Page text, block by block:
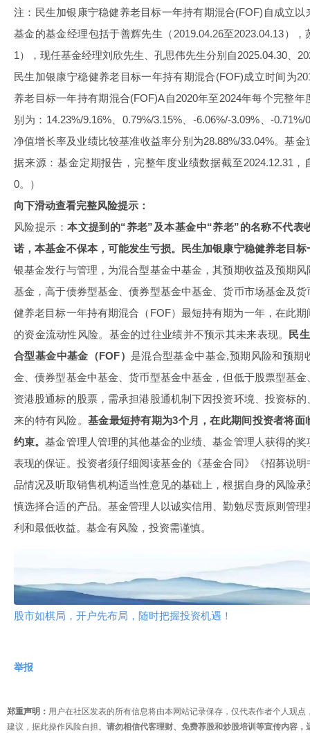
注：民生加银康宁稳健养老目标一年持有期混合(FOF)自成立
基金的基金经理包括于善辉先生（2019.04.26至2023.04.13），
1），现任基金经理刘欣先生、孔思伟先生分别自2025.04.30、
民生加银康宁稳健养老目标一年持有期混合(FOF)成立时间为
养老目标一年持有期混合(FOF)A自2020年至2024年每个完整
别为：14.23%/9.16%、0.79%/3.15%、-6.06%/-3.09%、-
净值增长率及业绩比较基准收益率分别为28.88%/33.04%。基
据来源：基金定期报告，完整年度业绩数据截至2024.12.31，
0。）
向下滑动查看完整风险提示：
风险提示：本文提到的“养老”及本基金中“养老”的名称不代表
诺，本基金不保本，可能发生亏损。民生加银康宁稳健养老目
银基金发行与管理，为混合型基金中基金，其预期收益及预期
基金，高于债券型基金、债券型基金中基金、货币市场基金及
健养老目标一年持有期混合（FOF）最短持有期为一年，在此
的资金流动性风险。基金的过往业绩并不预示其未来表现。
民
合型基金中基金（FOF） 是混合型基金中基金,预期风险和预期
金、债券型基金中基金、货币型基金中基金，但低于股票型基
资港股通标的股票，需承担港股通机制下因投资环境、投资标
来的特有风险。 基金最短持有期为3个月，在此期间投资者将
约束。基金管理人管理的其他基金的业绩、基金管理人获得的
表现的保证。投资者须仔细阅读基金的《基金合同》《招募说
品情况及听取销售机构适当性意见的基础上，根据自身的风险
慎选择合适的产品。基金管理人以诚实信用、勤勉尽责原则管
利和最低收益。基金有风险，投资需谨慎。
股市如棋局，开户先布局，随时把握投资机遇！
举报
郑重声明： 用户在社区发表的所有信息将由本网站记录保存，仅代表作者个人观
建议，据此操作风险自担。 请勿相信代客理财、免费荐股和炒股培训等宣传内容